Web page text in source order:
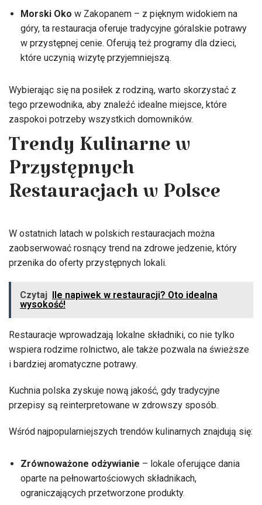
Morski Oko w Zakopanem – z pięknym widokiem na
góry, ta restauracja oferuje tradycyjne góralskie potrawy
w przystępnej cenie. Oferują też programy dla dzieci,
które uczynią wizytę przyjemniejszą.
Wybierając się na posiłek z rodziną, warto skorzystać z
tego przewodnika, aby znaleźć idealne miejsce, które
zaspokoi potrzeby wszystkich domowników.
Trendy Kulinarne w
Przystępnych
Restauracjach w Polsce
W ostatnich latach w polskich restauracjach można
zaobserwować rosnący trend na zdrowe jedzenie, który
przenika do oferty przystępnych lokali.
Czytaj Ile napiwek w restauracji? Oto idealna
wysokość!
Restauracje wprowadzają lokalne składniki, co nie tylko
wspiera rodzime rolnictwo, ale także pozwala na świeższe
i bardziej aromatyczne potrawy.
Kuchnia polska zyskuje nową jakość, gdy tradycyjne
przepisy są reinterpretowane w zdrowszy sposób.
Wśród najpopularniejszych trendów kulinarnych znajdują się:
Zrównoważone odżywianie – lokale oferujące dania
oparte na pełnowartościowych składnikach,
ograniczających przetworzone produkty.